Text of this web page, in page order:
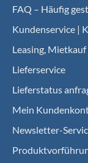
FAQ – Häufig
Kundenservice |
Leasing,
Lieferservice
Lieferstatus
Mein
Newsletter-